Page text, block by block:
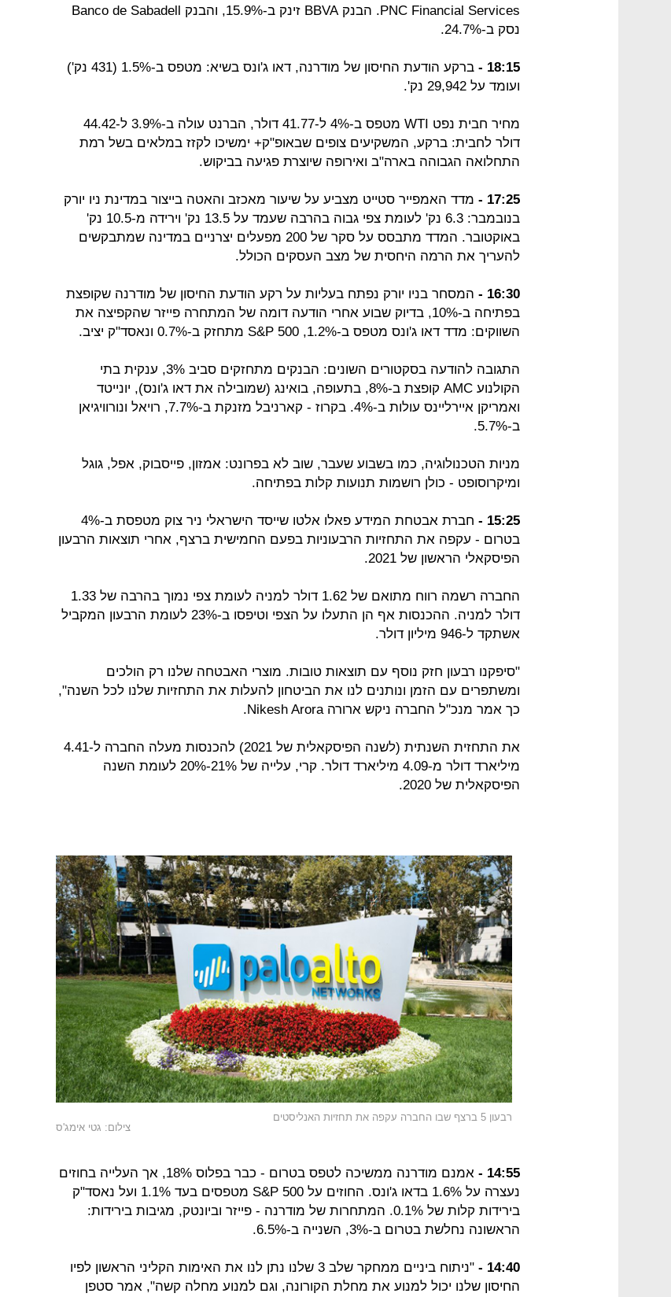
PNC Financial Services. הבנק BBVA זינק ב-15.9%, והבנק Banco de Sabadell
נסק ב-24.7%.
18:15 -
ברקע הודעת החיסון של מודרנה, דאו ג'ונס בשיא: מטפס ב-1.5% (431 נק')
ועומד על 29,942 נק'.
מחיר חבית נפט WTI מטפס ב-4% ל-41.77 דולר, הברנט עולה ב-3.9% ל-44.42
דולר לחבית: ברקע, המשקיעים צופים שבאופ"ק+ ימשיכו לקזז במלאים בשל רמת
התחלואה הגבוהה בארה"ב ואירופה שיוצרת פגיעה בביקוש.
17:25 -
מדד האמפייר סטייט מצביע על שיעור מאכזב והאטה בייצור במדינת ניו יורק
בנובמבר: 6.3 נק' לעומת צפי גבוה בהרבה שעמד על 13.5 נק' וירידה מ-10.5 נק'
באוקטובר. המדד מתבסס על סקר של 200 מפעלים יצרניים במדינה שמתבקשים
להעריך את הרמה היחסית של מצב העסקים הכולל.
16:30 -
המסחר בניו יורק נפתח בעליות על רקע הודעת החיסון של מודרנה שקופצת
בפתיחה ב-10%, בדיוק שבוע אחרי הודעה דומה של המתחרה פייזר שהקפיצה את
השווקים: מדד דאו ג'ונס מטפס ב-1.2%, S&P 500 מתחזק ב-0.7% ונאסד"ק יציב.
התגובה להודעה בסקטורים השונים: הבנקים מתחזקים סביב 3%, ענקית בתי
הקולנוע AMC קופצת ב-8%, בתעופה, בואינג (שמובילה את דאו ג'ונס), יונייטד
ואמריקן איירליינס עולות ב-4%. בקרוז - קארניבל מזנקת ב-7.7%, רויאל ונורוויגיאן
ב-5.7%.
מניות הטכנולוגיה, כמו בשבוע שעבר, שוב לא בפרונט: אמזון, פייסבוק, אפל, גוגל
ומיקרוסופט - כולן רושמות תנועות קלות בפתיחה.
15:25 -
חברת אבטחת המידע פאלו אלטו שייסד הישראלי ניר צוק מטפסת ב-4%
בטרום - עקפה את התחזיות הרבעוניות בפעם החמישית ברצף, אחרי תוצאות הרבעון
הפיסקאלי הראשון של 2021.
החברה רשמה רווח מתואם של 1.62 דולר למניה לעומת צפי נמוך בהרבה של 1.33
דולר למניה. ההכנסות אף הן התעלו על הצפי וטיפסו ב-23% לעומת הרבעון המקביל
אשתקד ל-946 מיליון דולר.
"סיפקנו רבעון חזק נוסף עם תוצאות טובות. מוצרי האבטחה שלנו רק הולכים
ומשתפרים עם הזמן ונותנים לנו את הביטחון להעלות את התחזיות שלנו לכל השנה",
כך אמר מנכ"ל החברה ניקש ארורה Nikesh Arora.
את התחזית השנתית (לשנה הפיסקאלית של 2021) להכנסות מעלה החברה ל-4.41
מיליארד דולר מ-4.09 מיליארד דולר. קרי, עלייה של 21%-20% לעומת השנה
הפיסקאלית של 2020.
רבעון 5 ברצף שבו החברה עקפה את תחזיות האנליסטים
צילום: גטי אימג'ס
14:55 -
אמנם מודרנה ממשיכה לטפס בטרום - כבר בפלוס 18%, אך העלייה בחוזים
נעצרה על 1.6% בדאו ג'ונס. החוזים על S&P 500 מטפסים בעד 1.1% ועל נאסד"ק
בירידות קלות של 0.1%. המתחרות של מודרנה - פייזר וביונטק, מגיבות בירידות:
הראשונה נחלשת בטרום ב-3%, השנייה ב-6.5%.
14:40 -
"ניתוח ביניים ממחקר שלב 3 שלנו נתן לנו את האימות הקליני הראשון לפיו
החיסון שלנו יכול למנוע את מחלת הקורונה, וגם למנוע מחלה קשה", אמר סטפן